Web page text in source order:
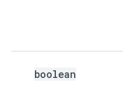
boolean